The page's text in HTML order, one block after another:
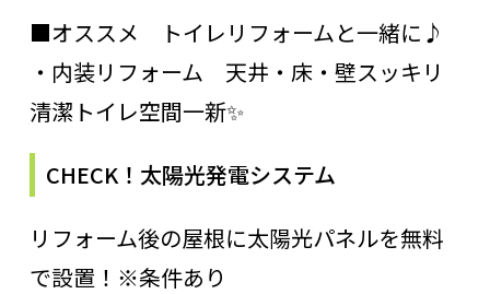
■オススメ トイレリフォームと一緒に♪
・内装リフォーム 天井・床・壁スッキリ
清潔トイレ空間一新✨
CHECK！太陽光発電システム
リフォーム後の屋根に太陽光パネルを無料
で設置！※条件あり